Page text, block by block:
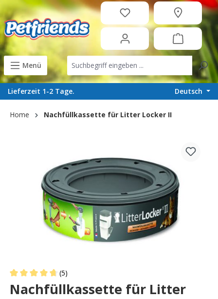
content
Menü
Lieferzeit 1-2 Tage. Deutsch
Home Nachfüllkassette für Litter Locker II
Average rating of 4.8 out of 5 stars
(5)
Nachfüllkassette für Litter